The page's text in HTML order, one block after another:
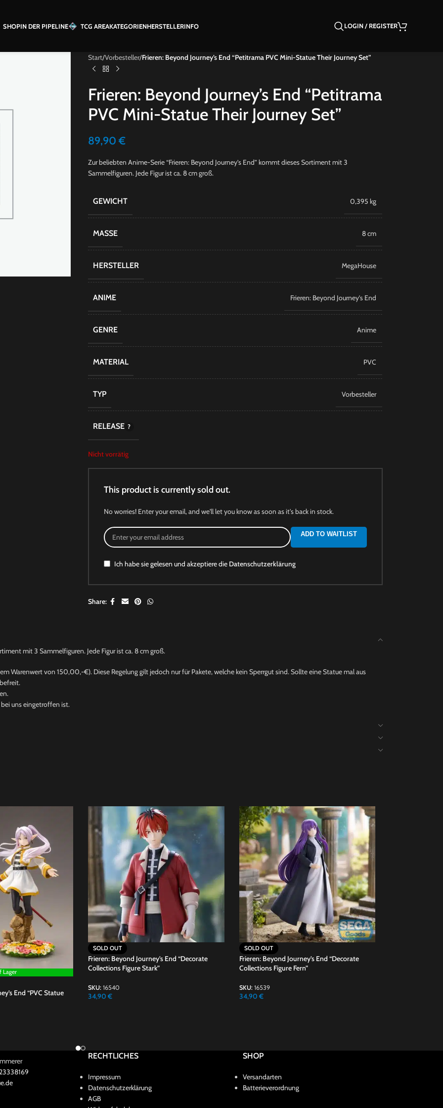
SHOPIN DER PIPELINE TCG AREAKATEGORIENHERSTELLERINFO LOGIN / REGISTER
Start/Vorbesteller/Frieren: Beyond Journey’s End “Petitrama PVC Mini-Statue Their Journey Set”
Frieren: Beyond Journey’s End “Petitrama
PVC Mini-Statue Their Journey Set”
89,90€
Zur beliebten Anime-Serie “Frieren: Beyond Journey’s End” kommt dieses Sortiment mit 3
Sammelfiguren. Jede Figur ist ca. 8 cm groß.
GEWICHT 0,395 kg
MASSE 8 cm
HERSTELLER MegaHouse
ANIME Frieren: Beyond Journey’s End
GENRE Anime
MATERIAL PVC
TYP Vorbesteller
RELEASE
Nicht vorrätig
This product is currently sold out.
No worries! Enter your email, and we'll let you know as soon as it's back in stock.
ADD TO WAITLIST
Ich habe sie gelesen und akzeptiere die Datenschutzerklärung
Share:
mit 3 Sammelfiguren. Jede Figur ist ca. 8 cm groß.
Warenwert von 150,00,-€). Diese Regelung gilt jedoch nur für Pakete, welche kein Sperrgut sind. Sollte eine Statue mal aus
uns eingetroffen ist.
Lager
End “PVC Statue
SOLD OUT
Frieren: Beyond Journey’s End “Decorate
Collections Figure Stark”
SKU: 16540
34,90 €
SOLD OUT
Frieren: Beyond Journey’s End “Decorate
Collections Figure Fern”
SKU: 16539
34,90 €
RECHTLICHES
Impressum
Datenschutzerklärung
AGB
SHOP
Versandarten
Batterieverordnung